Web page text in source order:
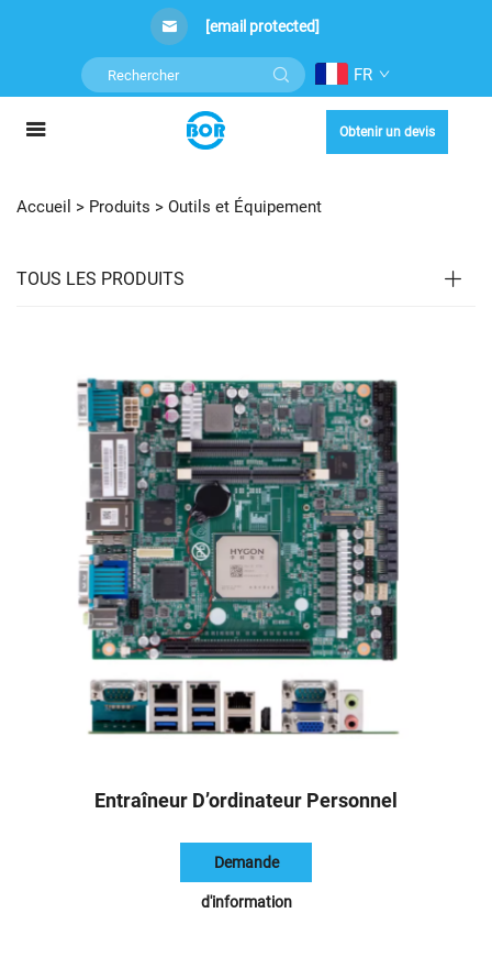
[email protected]
FR
Obtenir un devis
Accueil > Produits > Outils et Équipement
TOUS LES PRODUITS
Entraîneur D’ordinateur Personnel
Demande
d'information